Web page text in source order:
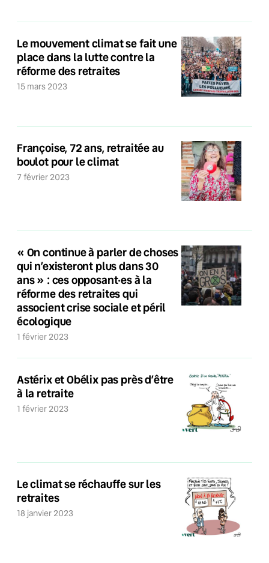
Le mouvement climat se fait une
place dans la lutte contre la
réforme des retraites
15 mars 2023
Françoise, 72 ans, retraitée au
boulot pour le climat
7 février 2023
« On continue à parler de choses
qui n’existeront plus dans 30
ans » : ces opposant·es à la
réforme des retraites qui
associent crise sociale et péril
écologique
1 février 2023
Astérix et Obélix pas près d’être
à la retraite
1 février 2023
Le climat se réchauffe sur les
retraites
18 janvier 2023